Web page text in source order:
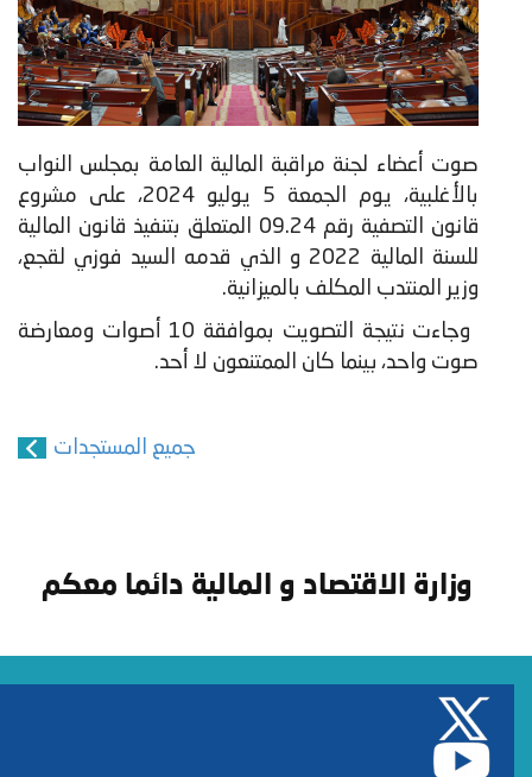
صوت أعضاء لجنة مراقبة المالية العامة بمجلس النواب
بالأغلبية، يوم الجمعة 5 يوليو 2024، على مشروع
قانون التصفية رقم 09.24 المتعلق بتنفيذ قانون المالية
للسنة المالية 2022 و الذي قدمه السيد فوزي لقجع،
وزير المنتدب المكلف بالميزانية.
​ وجاءت نتيجة التصويت بموافقة 10 أصوات ومعارضة
صوت واحد، بينما كان الممتنعون لا أحد.
جميع المستجدات
وزارة الاقتصاد و المالية دائما معكم